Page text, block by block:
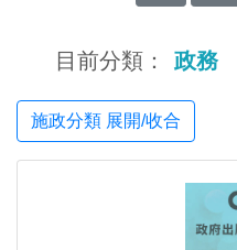
目前分類： 政務
施政分類 展開/收合